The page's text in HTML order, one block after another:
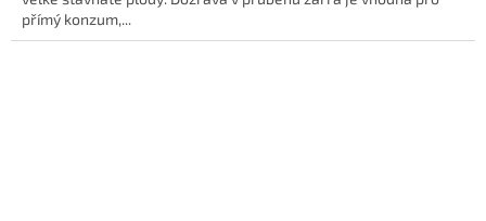
hvězdiček.
přímý konzum,...